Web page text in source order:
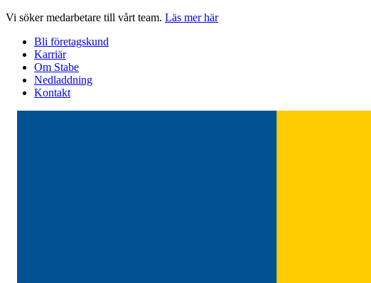
Hoppa
innehåll
Vi söker medarbetare till vårt team. Läs mer här
Bli företagskund
Karriär
Om Stabe
Nedladdning
Kontakt